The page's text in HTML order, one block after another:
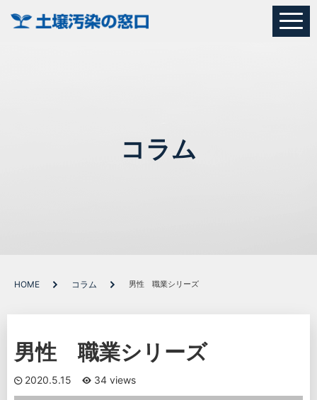
コラム
HOME コラム 男性 職業シリーズ
男性 職業シリーズ
2020.5.15 34 views